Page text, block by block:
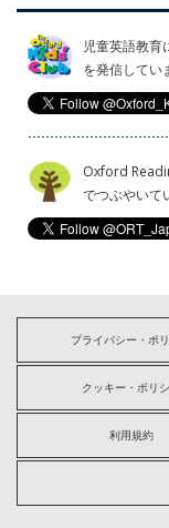
児童英語教育
を発信してい
Oxford
でつぶやいて
プライバシー・ポ
クッキー・ポリ
利用規約